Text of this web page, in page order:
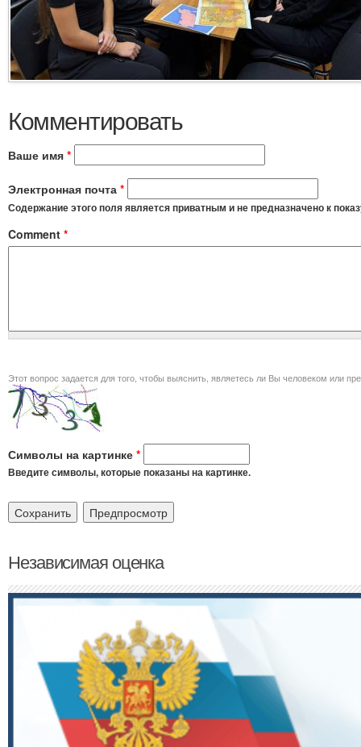
Комментировать
Ваше имя *
Электронная почта *
Содержание этого поля является приватным и не предназначено к
Comment *
Этот вопрос задается для того,
Символы на картинке *
Введите символы, которые показаны на картинке.
Независимая оценка